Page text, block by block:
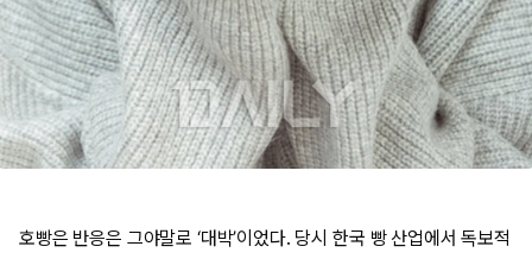
호빵은 반응은 그야말로 ‘대박’이었다. 당시 한국 빵 산업에서 독보적